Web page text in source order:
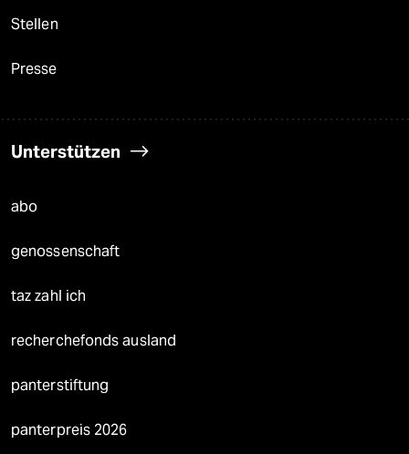
Stellen
Presse
Unterstützen
abo
genossenschaft
taz zahl ich
recherchefonds ausland
panterstiftung
panterpreis 2026